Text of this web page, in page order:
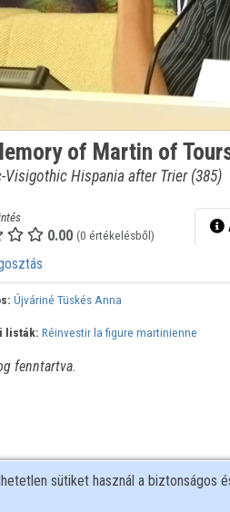
of Martin of
Visigothic Hispania after Trier (385)
0.00 (0 értékelésből)
Újváriné Tüskés Anna
listák: Réinvestir la figure martinienne
fenntartva.
sütiket használ a biztonságos